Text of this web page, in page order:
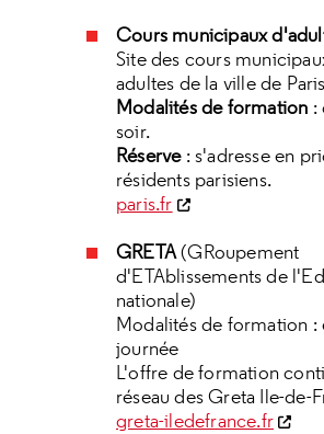
Cours municipaux
Site des cours
adultes de la ville de
Modalités de formation :
soir.
Réserve: s'adresse en
résidents parisiens.
paris.fr
GRETA(GRoupement
d'ETAblissements de
nationale)
Modalités de formation :
journée
L'offre de formation
réseau des Greta Ile-de-
greta-iledefrance.fr